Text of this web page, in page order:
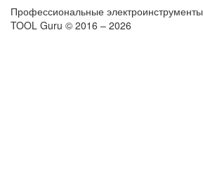
Профессиональные электроинструменты
TOOL Guru © 2016 – 2026